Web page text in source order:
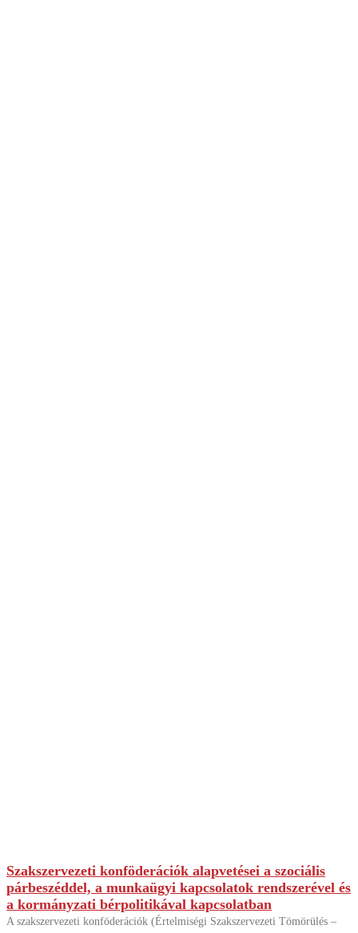
Szakszervezeti konföderációk alapvetései a szociális
párbeszéddel, a munkaügyi kapcsolatok rendszerével és
a kormányzati bérpolitikával kapcsolatban
A szakszervezeti konföderációk (Értelmiségi Szakszervezeti Tömörülés –